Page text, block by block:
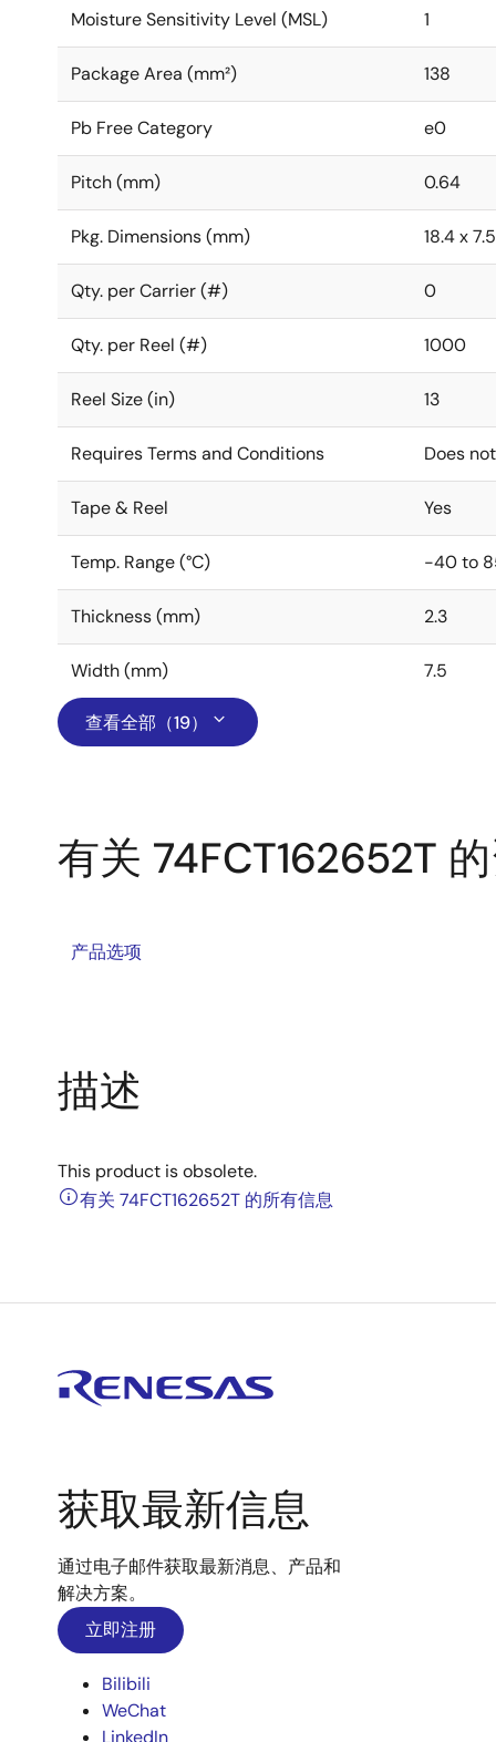
Moisture Sensitivity Level (MSL) 1
Package Area (mm²) 138
Pb Free Category e0
Pitch (mm) 0.64
Pkg. Dimensions (mm) 18.4 x
Qty. per Carrier (#) 0
Qty. per Reel (#) 1000
Reel Size (in) 13
Requires Terms and Conditions Does
Tape & Reel Yes
Temp. Range (°C) -40 to
Thickness (mm) 2.3
Width (mm) 7.5
查看全部（19）
有关 74FCT162652T
产品选项
描述
This product is obsolete.
有关 74FCT162652T 的所有信息
获取最新信息
通过电子邮件获取最新消息、产品和
解决方案。
立即注册
Bilibili
WeChat
LinkedIn